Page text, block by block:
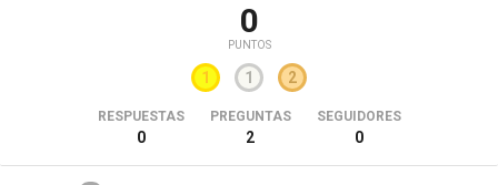
0
PUNTOS
1 1 2
RESPUESTAS
0
PREGUNTAS
2
SEGUIDORES
0